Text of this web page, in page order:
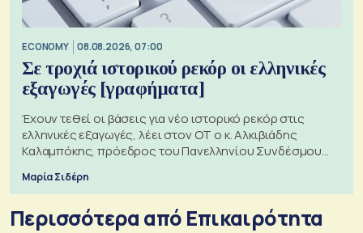
ECONOMY 08.08.2026, 07:00
Σε τροχιά ιστορικού ρεκόρ οι ελληνικές
εξαγωγές [γραφήματα]
Έχουν τεθεί οι βάσεις για νέο ιστορικό ρεκόρ στις
ελληνικές εξαγωγές, λέει στον ΟΤ ο κ. Αλκιβιάδης
Καλαμπόκης, πρόεδρος του Πανελληνίου Συνδέσμου
Μαρία Σιδέρη
Περισσότερα από Επικαιρότητα